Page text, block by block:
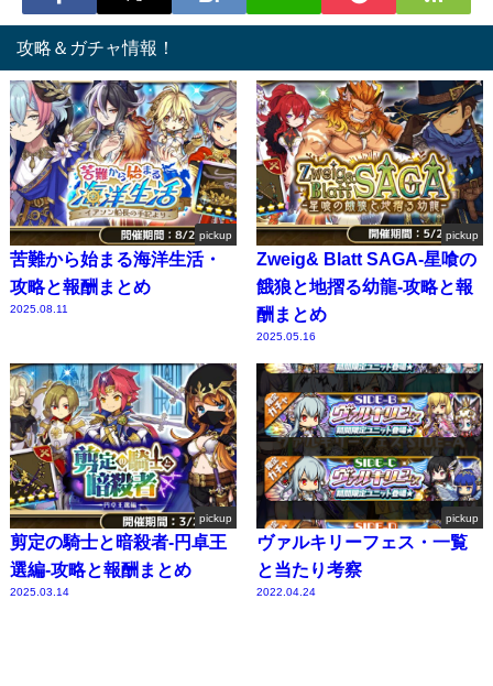
攻略＆ガチャ情報！
pickup
苦難から始まる海洋生活・
攻略と報酬まとめ
2025.08.11
pickup
Zweig& Blatt SAGA-星喰の
餓狼と地摺る幼龍-攻略と報
酬まとめ
2025.05.16
pickup
剪定の騎士と暗殺者-円卓王
選編-攻略と報酬まとめ
2025.03.14
pickup
ヴァルキリーフェス・一覧
と当たり考察
2022.04.24